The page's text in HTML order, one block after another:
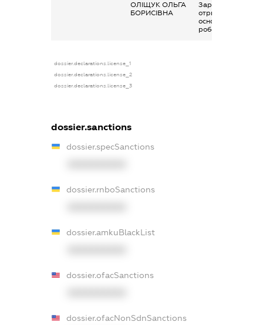
ОЛІЩУК ОЛЬГА
БОРИСІВНА
Заробітна плата
отримана за
основним місцем
роботи
dossier.declarations.license_1
dossier.declarations.license_2
dossier.declarations.license_3
dossier.sanctions
dossier.specSanctions
dossier.rnboSanctions
dossier.amkuBlackList
dossier.ofacSanctions
dossier.ofacNonSdnSanctions